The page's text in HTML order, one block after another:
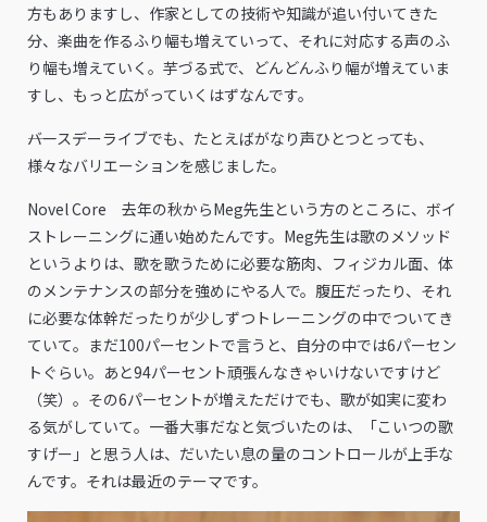
方もありますし、作家としての技術や知識が追い付いてきた
分、楽曲を作るふり幅も増えていって、それに対応する声のふ
り幅も増えていく。芋づる式で、どんどんふり幅が増えていま
すし、もっと広がっていくはずなんです。
――バースデーライブでも、たとえばがなり声ひとつとっても、
様々なバリエーションを感じました。
Novel Core 去年の秋からMeg先生という方のところに、ボイ
ストレーニングに通い始めたんです。Meg先生は歌のメソッド
というよりは、歌を歌うために必要な筋肉、フィジカル面、体
のメンテナンスの部分を強めにやる人で。腹圧だったり、それ
に必要な体幹だったりが少しずつトレーニングの中でついてき
ていて。まだ100パーセントで言うと、自分の中では6パーセン
トぐらい。あと94パーセント頑張んなきゃいけないですけど
（笑）。その6パーセントが増えただけでも、歌が如実に変わ
る気がしていて。一番大事だなと気づいたのは、「こいつの歌
すげー」と思う人は、だいたい息の量のコントロールが上手な
んです。それは最近のテーマです。